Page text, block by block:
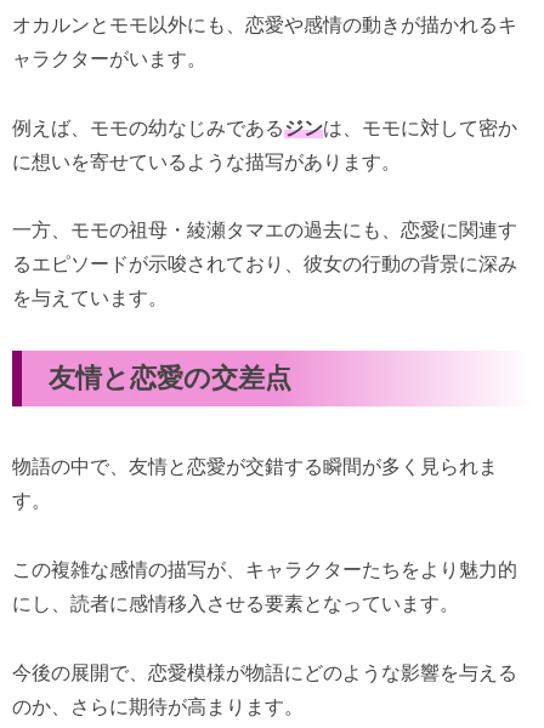
オカルンとモモ以外にも、恋愛や感情の動きが描かれるキ
ャラクターがいます。
例えば、モモの幼なじみであるジンは、モモに対して密か
に想いを寄せているような描写があります。
一方、モモの祖母・綾瀬タマエの過去にも、恋愛に関連す
るエピソードが示唆されており、彼女の行動の背景に深み
を与えています。
友情と恋愛の交差点
物語の中で、友情と恋愛が交錯する瞬間が多く見られま
す。
この複雑な感情の描写が、キャラクターたちをより魅力的
にし、読者に感情移入させる要素となっています。
今後の展開で、恋愛模様が物語にどのような影響を与える
のか、さらに期待が高まります。